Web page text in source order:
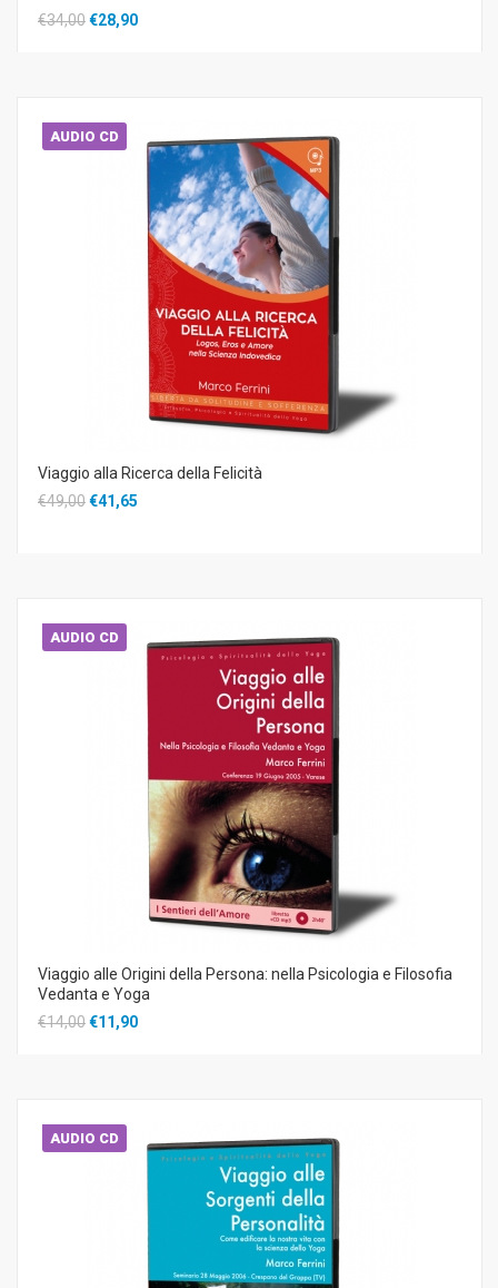
€34,00€28,90
AUDIO CD
Viaggio alla Ricerca della Felicità
€49,00€41,65
AUDIO CD
Viaggio alle Origini della Persona: nella Psicologia e Filosofia
Vedanta e Yoga
€14,00€11,90
AUDIO CD